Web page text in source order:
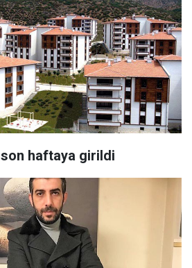
haftaya girildi